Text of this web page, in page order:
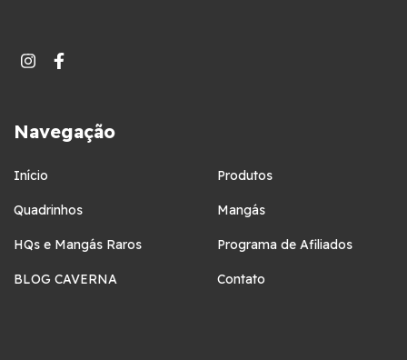
Navegação
Início Produtos
Quadrinhos Mangás
HQs e Mangás Raros Programa de Afiliados
BLOG CAVERNA Contato